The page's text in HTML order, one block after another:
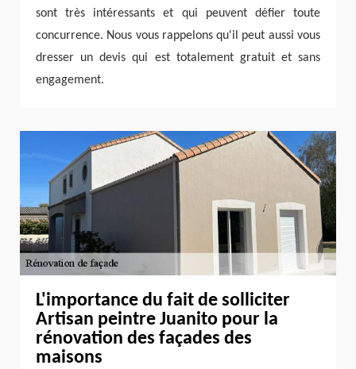
sont très intéressants et qui peuvent défier toute
concurrence. Nous vous rappelons qu'il peut aussi vous
dresser un devis qui est totalement gratuit et sans
engagement.
L'importance du fait de solliciter
Artisan peintre Juanito pour la
rénovation des façades des
maisons